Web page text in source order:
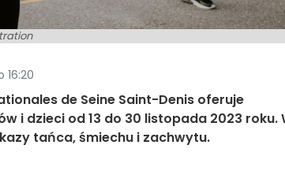
16:20
de Seine Saint-Denis oferuje
i dzieci od 13 do 30 listopada 2023 roku.
tańca, śmiechu i zachwytu.